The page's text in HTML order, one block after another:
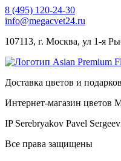
8 (495) 120-24-30
info@megacvet24.ru
107113, г. Москва, ул 1-я
Доставка цветов и
Интернет-магазин цветов
IP Serebryakov Pavel
Все права защищены